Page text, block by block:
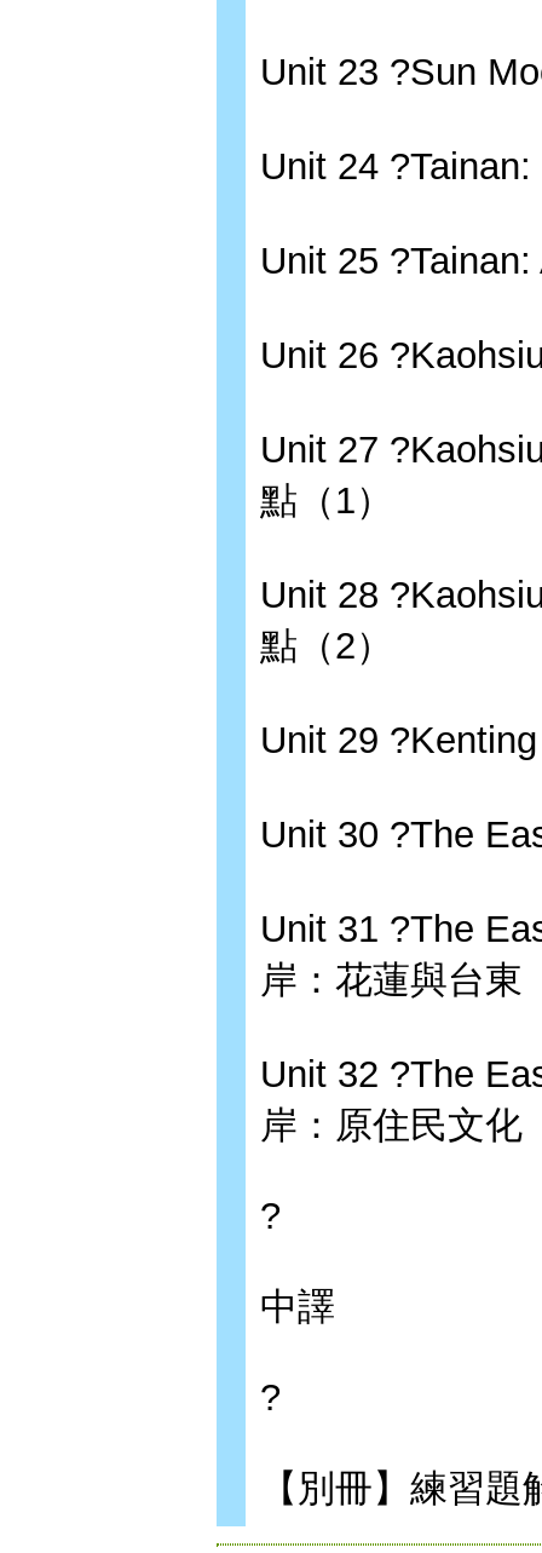
Unit 23 ?Sun
Unit 24
Unit 25
Unit 26
Unit 27
點（1）
Unit 28
點（2）
Unit 29
Unit 30 ?The
Unit 31 ?The
岸：花蓮與台東
Unit 32 ?The
岸：原住民文化
?
中譯
?
【別冊】練習